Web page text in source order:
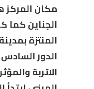
مكان المركز
الجناين
المنتزة
الدور
الاتربة